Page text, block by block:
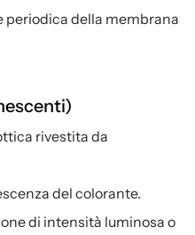
periodica della membrana
rivestita da
del colorante.
di intensità luminosa o